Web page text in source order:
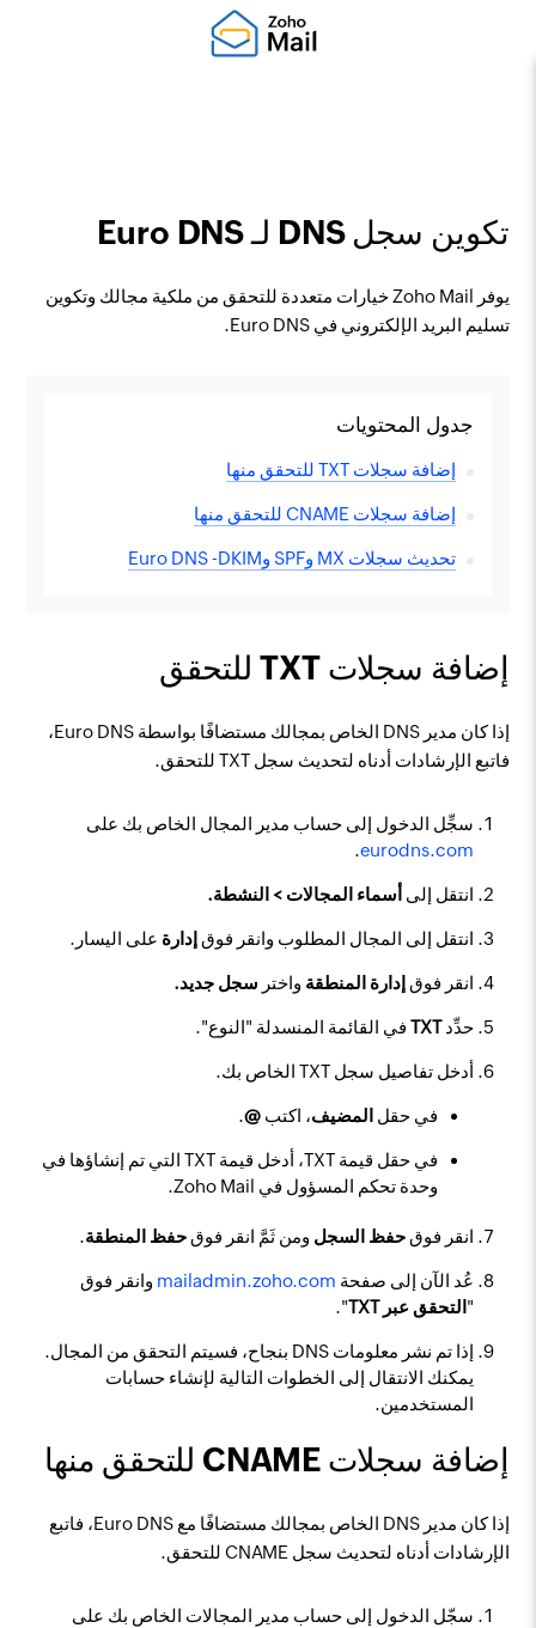
تكوين سجل DNS لـ Euro DNS
يوفر Zoho Mail خيارات متعددة للتحقق من ملكية مجالك وتكوين
تسليم البريد الإلكتروني في Euro DNS.
جدول المحتويات
إضافة سجلات TXT للتحقق منها
إضافة سجلات CNAME للتحقق منها
تحديث سجلات MX وSPF وDKIM- ‏Euro DNS
إضافة سجلات TXT للتحقق
إذا كان مدير DNS الخاص بمجالك مستضافًا بواسطة Euro DNS،
فاتبع الإرشادات أدناه لتحديث سجل TXT للتحقق.
سجِّل الدخول إلى حساب مدير المجال الخاص بك على
eurodns.com
.
انتقل إلى أسماء المجالات > النشطة.
انتقل إلى المجال المطلوب وانقر فوق إدارة على اليسار.
انقر فوق إدارة المنطقة واختر سجل جديد.
حدِّدTXT في القائمة المنسدلة "النوع".
أدخل تفاصيل سجل TXT الخاص بك.
في حقل المضيف، اكتب@
.
في حقل قيمة TXT، أدخل قيمة TXT التي تم إنشاؤها في
وحدة تحكم المسؤول في Zoho Mail.
انقر فوقحفظ السجل ومن ثَمَّ انقر فوقحفظ المنطقة.
عُد الآن إلى صفحة mailadmin.zoho.com وانقر فوق
" التحقق عبر TXT ".
إذا تم نشر معلومات DNS بنجاح، فسيتم التحقق من المجال.
يمكنك الانتقال إلى الخطوات التالية لإنشاء حسابات
المستخدمين.
إضافة سجلات CNAME للتحقق منها
إذا كان مدير DNS الخاص بمجالك مستضافًا مع Euro DNS، فاتبع
الإرشادات أدناه لتحديث سجل CNAME للتحقق.
سجّل الدخول إلى حساب مدير المجالات الخاص بك على